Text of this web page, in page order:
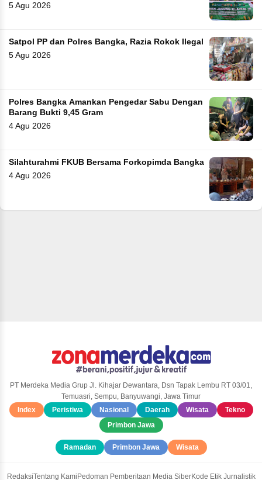
5 Agu 2026
Satpol PP dan Polres Bangka, Razia Rokok Ilegal
5 Agu 2026
Polres Bangka Amankan Pengedar Sabu Dengan
Barang Bukti 9,45 Gram
4 Agu 2026
Silahturahmi FKUB Bersama Forkopimda Bangka
4 Agu 2026
PT Merdeka Media Grup Jl. Kihajar Dewantara, Dsn Tapak Lembu RT 03/01,
Temuasri, Sempu, Banyuwangi, Jawa Timur
Index
Peristiwa Nasional Daerah Wisata
Tekno
Primbon Jawa
Ramadan Primbon Jawa Wisata
RedaksiTentang Kami Pedoman Pemberitaan Media SiberKode Etik Jurnalistik